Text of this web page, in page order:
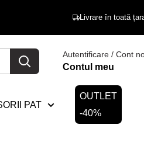
Livrare în toată
Autentificare / Cont
Contul meu
PAT
OUTLET
-40%